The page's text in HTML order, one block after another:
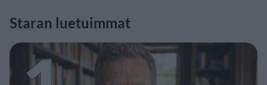
Staran luetuimmat